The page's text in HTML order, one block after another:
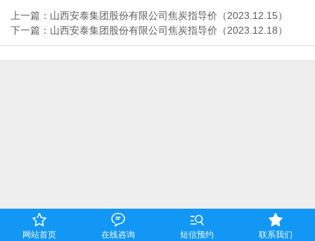
上一篇：山西安泰集团股份有限公司焦炭指导价（2023.12.15）
下一篇：山西安泰集团股份有限公司焦炭指导价（2023.12.18）

网站首页

在线咨询

短信预约

联系我们